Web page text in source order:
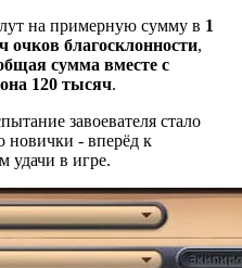
на примерную сумму в 1
благосклонности,
сумма вместе с
120 тысяч.
завоевателя стало
новички - вперёд к
удачи в игре.